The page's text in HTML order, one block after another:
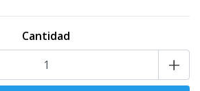
Cantidad
+